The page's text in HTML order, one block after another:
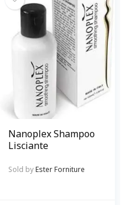
Nanoplex Shampoo
Lisciante
Sold byEster Forniture